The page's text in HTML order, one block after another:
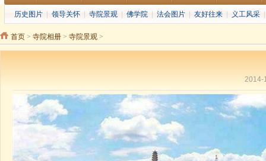
历史图片 领导关怀 寺院景观 佛学院 法会图片 友好往来 义工风采
首页 > 寺院相册 > 寺院景观 >
2014-